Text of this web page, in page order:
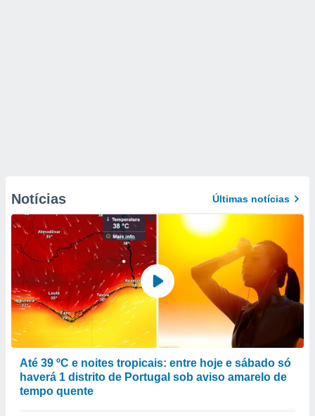
Notícias Últimas notícias
Até 39 ºC e noites tropicais: entre hoje e sábado só
haverá 1 distrito de Portugal sob aviso amarelo de
tempo quente